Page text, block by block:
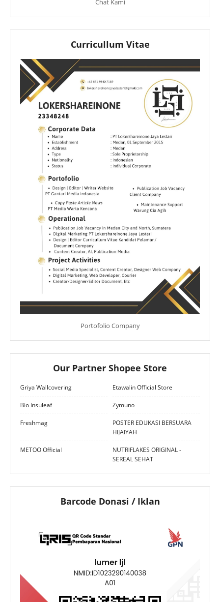
Chat Kami
Curricullum Vitae
Portofolio Company
Our Partner Shopee Store
Griya Wallcovering Etawalin Official Store
Bio Insuleaf Zymuno
Freshmag
POSTER EDUKASI BERSUARA
HIJAIYAH
METOO Official
NUTRIFLAKES ORIGINAL -
SEREAL SEHAT
Barcode Donasi / Iklan